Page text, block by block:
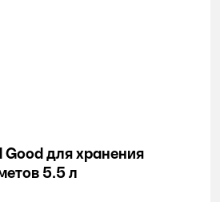
для хранения
5.5 л